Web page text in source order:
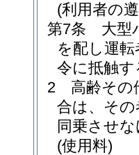
(利用者の
第7条
大型
を配し運
令に抵触
2
高齢その
合は、そ
同乗させ
(使用料)